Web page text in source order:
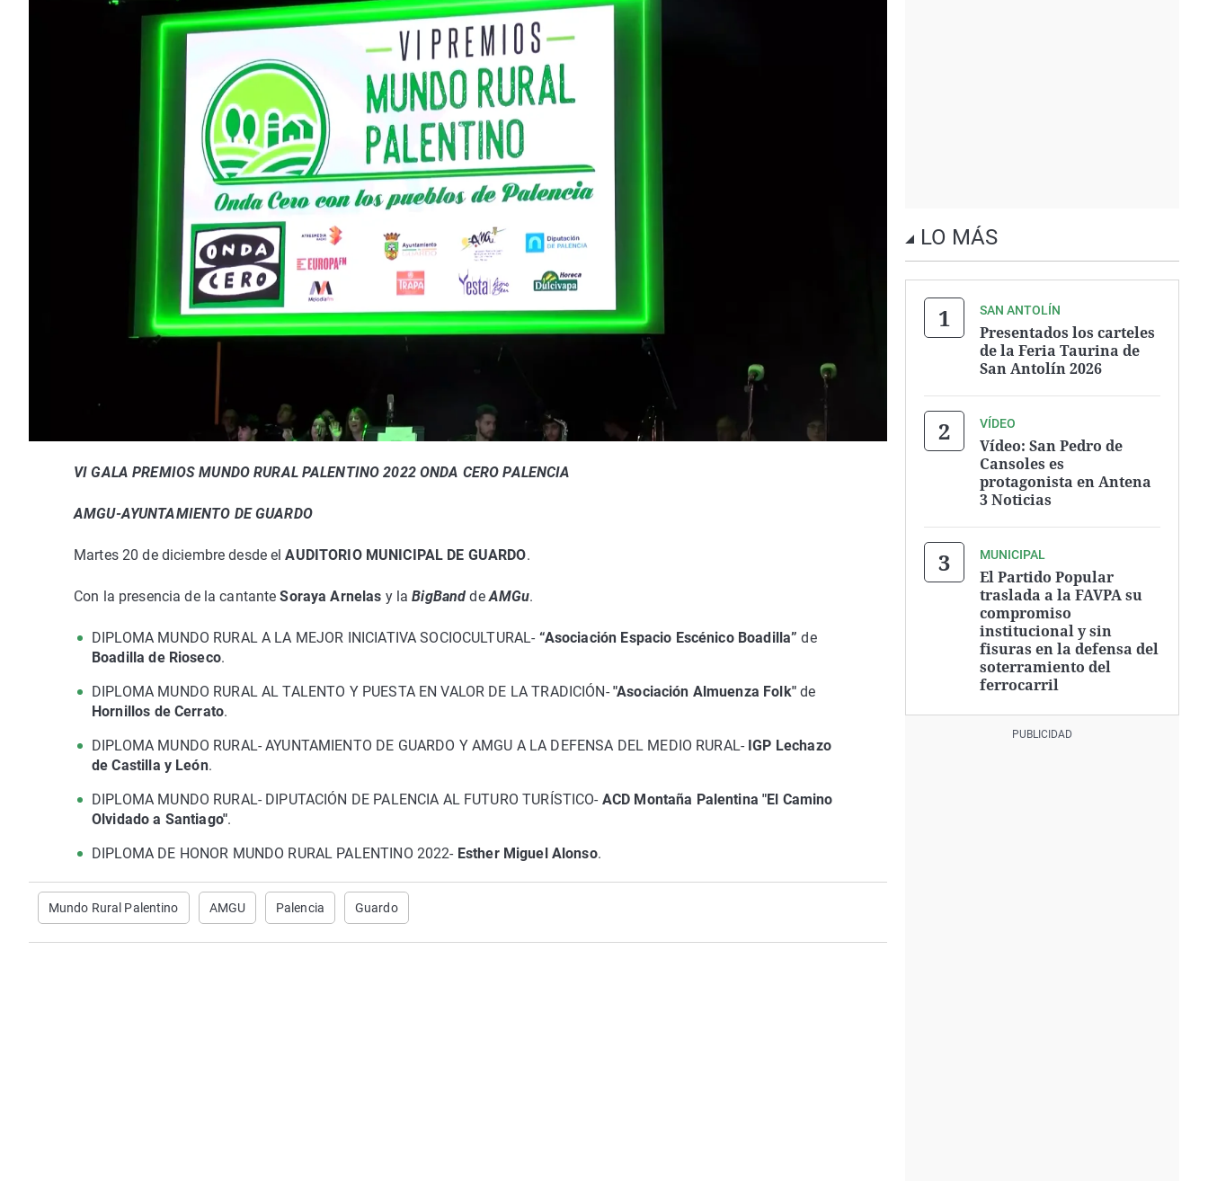
VI GALA PREMIOS MUNDO RURAL PALENTINO 2022 ONDA CERO PALENCIA
AMGU-AYUNTAMIENTO DE GUARDO
Martes 20 de diciembre desde elAUDITORIO MUNICIPAL DE GUARDO.
Con la presencia de la cantanteSoraya Arnelas y laBigBand deAMGu.
DIPLOMA MUNDO RURAL A LA MEJOR INICIATIVA SOCIOCULTURAL- “Asociación Espacio Escénico Boadilla” de
Boadilla de Rioseco.
DIPLOMA MUNDO RURAL AL TALENTO Y PUESTA EN VALOR DE LA TRADICIÓN- "Asociación Almuenza Folk" de
Hornillos de Cerrato.
DIPLOMA MUNDO RURAL- AYUNTAMIENTO DE GUARDO Y AMGU A LA DEFENSA DEL MEDIO RURAL- IGP Lechazo
de Castilla y León.
DIPLOMA MUNDO RURAL- DIPUTACIÓN DE PALENCIA AL FUTURO TURÍSTICO- ACD Montaña Palentina "El Camino
Olvidado a Santiago".
DIPLOMA DE HONOR MUNDO RURAL PALENTINO 2022- Esther Miguel Alonso.
Mundo Rural Palentino AMGU Palencia Guardo
LO MÁS
SAN ANTOLÍN
Presentados los carteles
de la Feria Taurina de
San Antolín 2026
VÍDEO
Vídeo: San Pedro de
Cansoles es
protagonista en Antena
3 Noticias
MUNICIPAL
El Partido Popular
traslada a la FAVPA su
compromiso
institucional y sin
fisuras en la defensa del
soterramiento del
ferrocarril